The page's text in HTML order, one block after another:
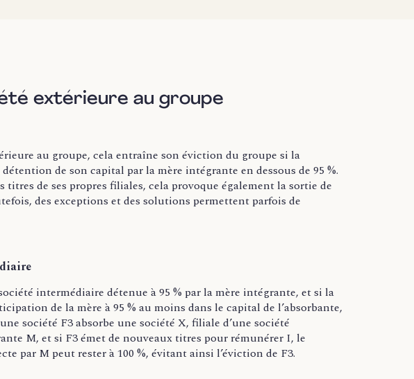
extérieure au groupe
au groupe, cela entraîne son éviction du groupe si la
de son capital par la mère intégrante en dessous de 95 %.
titres de ses propres filiales, cela provoque également la sortie de
des exceptions et des solutions permettent parfois de
intermédiaire détenue à 95 % par la mère intégrante, et si la
de la mère à 95 % au moins dans le capital de l’absorbante,
société F3 absorbe une société X, filiale d’une société
M, et si F3 émet de nouveaux titres pour rémunérer I, le
par M peut rester à 100 %, évitant ainsi l’éviction de F3.